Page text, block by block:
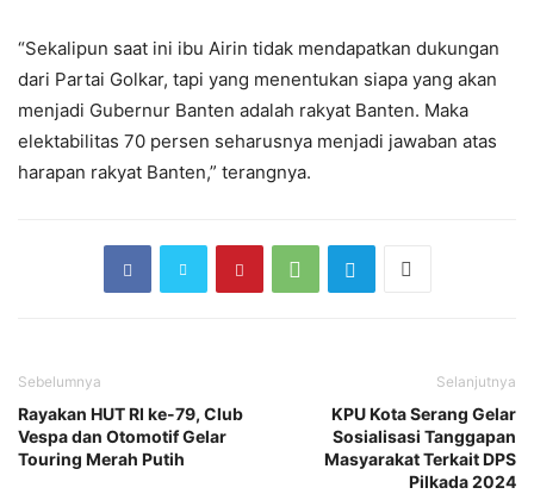
“Sekalipun saat ini ibu Airin tidak mendapatkan dukungan
dari Partai Golkar, tapi yang menentukan siapa yang akan
menjadi Gubernur Banten adalah rakyat Banten. Maka
elektabilitas 70 persen seharusnya menjadi jawaban atas
harapan rakyat Banten,” terangnya.
Sebelumnya
Rayakan HUT RI ke-79, Club
Vespa dan Otomotif Gelar
Touring Merah Putih
Selanjutnya
KPU Kota Serang Gelar
Sosialisasi Tanggapan
Masyarakat Terkait DPS
Pilkada 2024